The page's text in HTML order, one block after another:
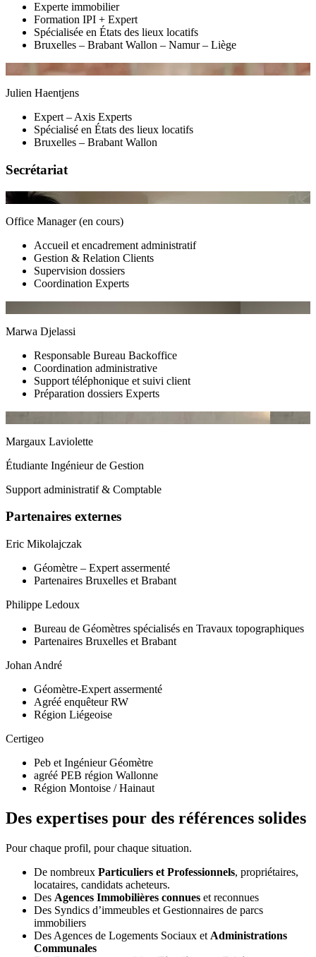
Experte immobilier
Formation IPI + Expert
Spécialisée en États des lieux locatifs
Bruxelles – Brabant Wallon – Namur – Liège
Julien Haentjens
Expert – Axis Experts
Spécialisé en États des lieux locatifs
Bruxelles – Brabant Wallon
Secrétariat
Office Manager (en cours)
Accueil et encadrement administratif
Gestion & Relation Clients
Supervision dossiers
Coordination Experts
Marwa Djelassi
Responsable Bureau Backoffice
Coordination administrative
Support téléphonique et suivi client
Préparation dossiers Experts
Margaux Laviolette
Étudiante Ingénieur de Gestion
Support administratif & Comptable
Partenaires externes
Eric Mikolajczak
Géomètre – Expert assermenté
Partenaires Bruxelles et Brabant
Philippe Ledoux
Bureau de Géomètres spécialisés en Travaux topographiques
Partenaires Bruxelles et Brabant
Johan André
Géomètre-Expert assermenté
Agréé enquêteur RW
Région Liégeoise
Certigeo
Peb et Ingénieur Géomètre
agréé PEB région Wallonne
Région Montoise / Hainaut
Des expertises pour des références solides
Pour chaque profil, pour chaque situation.
De nombreux Particuliers et Professionnels, propriétaires,
locataires, candidats acheteurs.
Des Agences Immobilières connues et reconnues
Des Syndics d’immeubles et Gestionnaires de parcs
immobiliers
Des Agences de Logements Sociaux et Administrations
Communales